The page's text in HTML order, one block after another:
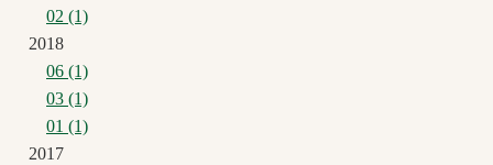
02 (1)
2018
06 (1)
03 (1)
01 (1)
2017